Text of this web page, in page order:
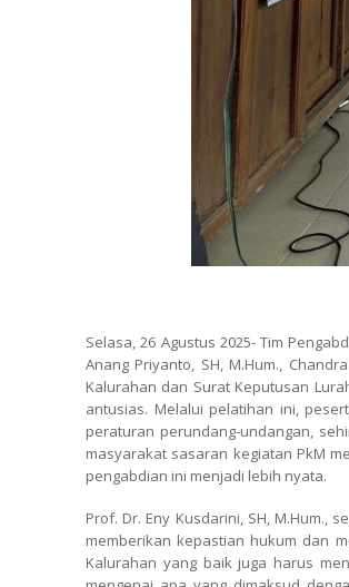
Selasa, 26 Agustus 2025- Tim
Anang Priyanto, SH, M.Hum.,
Kalurahan dan Surat Keputusan
antusias. Melalui pelatihan ini,
peraturan perundang-undangan,
masyarakat sasaran kegiatan PkM
pengabdian ini menjadi lebih nyata.
Prof. Dr. Eny Kusdarini, SH,
memberikan kepastian hukum dan
Kalurahan yang baik juga harus